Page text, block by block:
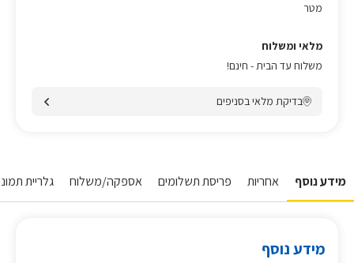
מטר
מלאי ומשלוח
משלוח עד הבית - חינם!
בדיקת מלאי בסניפים
מידע נוסף אחריות פריסת תשלומים אספקה/משלוח גלריית
מידע נוסף